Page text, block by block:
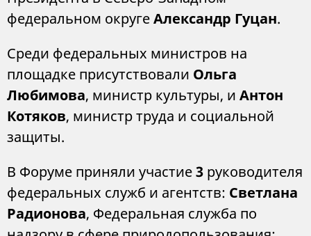
федеральном округеАлександр Гуцан.
Среди федеральных министров на
площадке присутствовали Ольга
Любимова, министр культуры, и Антон
Котяков, министр труда и социальной
защиты.
В Форуме приняли участие3 руководителя
федеральных служб и агентств: Светлана
Радионова, Федеральная служба по